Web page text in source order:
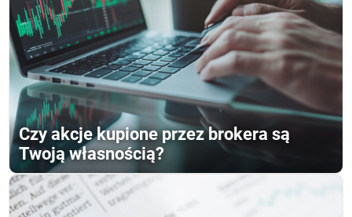
Czy akcje kupione przez brokera są
Twoją własnością?